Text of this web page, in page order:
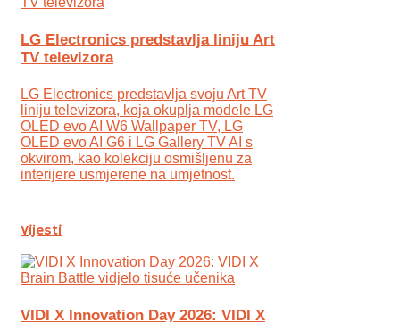
LG Electronics predstavlja liniju Art
TV televizora
LG Electronics predstavlja svoju Art TV
liniju televizora, koja okuplja modele LG
OLED evo AI W6 Wallpaper TV, LG
OLED evo AI G6 i LG Gallery TV AI s
okvirom, kao kolekciju osmišljenu za
interijere usmjerene na umjetnost.
Vijesti
VIDI X Innovation Day 2026: VIDI X